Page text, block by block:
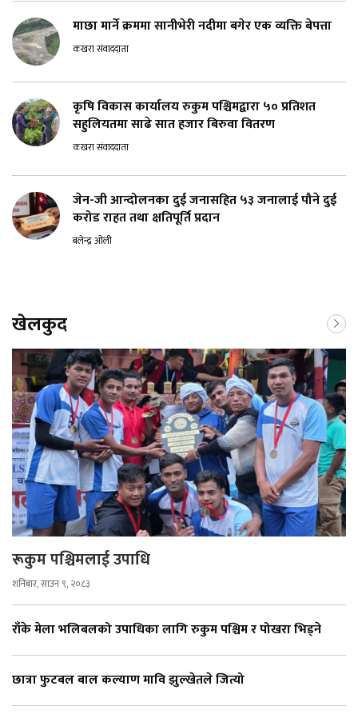
माछा मार्ने क्रममा सानीभेरी नदीमा बगेर एक व्यक्ति बेपत्ता
कखरा संवाददाता
कृषि विकास कार्यालय रुकुम पश्चिमद्वारा ५० प्रतिशत
सहुलियतमा साढे सात हजार बिरुवा वितरण
कखरा संवाददाता
जेन-जी आन्दोलनका दुई जनासहित ५३ जनालाई पौने दुई
करोड राहत तथा क्षतिपूर्ति प्रदान
बलेन्द्र ओली
खेलकुद
रूकुम पश्चिमलाई उपाधि
शनिबार, साउन ९, २०८३
राँके मेला भलिबलको उपाधिका लागि रुकुम पश्चिम र पोखरा भिड्ने
छात्रा फुटबल बाल कल्याण मावि झुल्खेतले जित्यो